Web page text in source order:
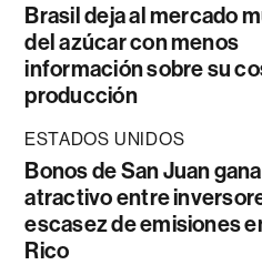
Brasil deja al mercado
del azúcar con menos
información sobre su
producción
ESTADOS UNIDOS
Bonos de San Juan
atractivo entre
escasez de emisiones
Rico